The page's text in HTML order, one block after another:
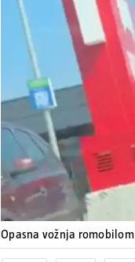
Opasna vožnja romobilom